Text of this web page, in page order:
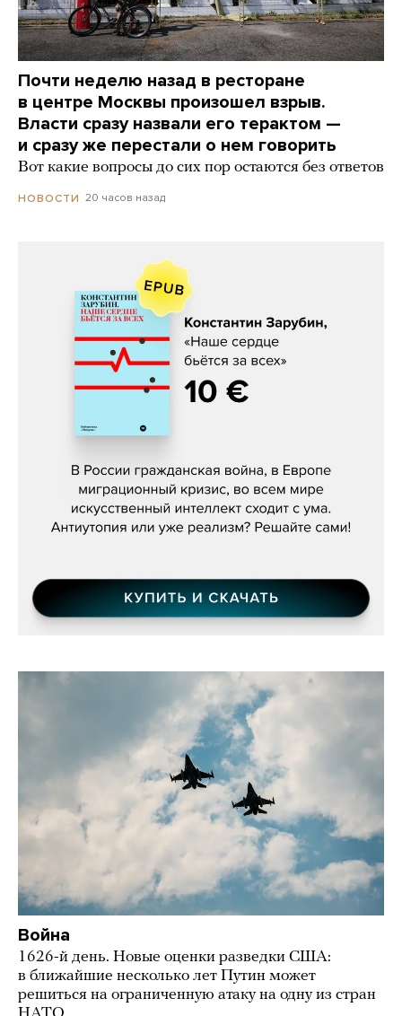
Почти неделю назад в ресторане
в центре Москвы произошел взрыв.
Власти сразу назвали его терактом —
и сразу же перестали о нем говорить
Вот какие вопросы до сих пор остаются без ответов
НОВОСТИ 20 часов назад
Константин Зарубин, «Наше сердце
Война
1626-й день. Новые оценки разведки США:
в ближайшие несколько лет Путин может
решиться на ограниченную атаку на одну из стран